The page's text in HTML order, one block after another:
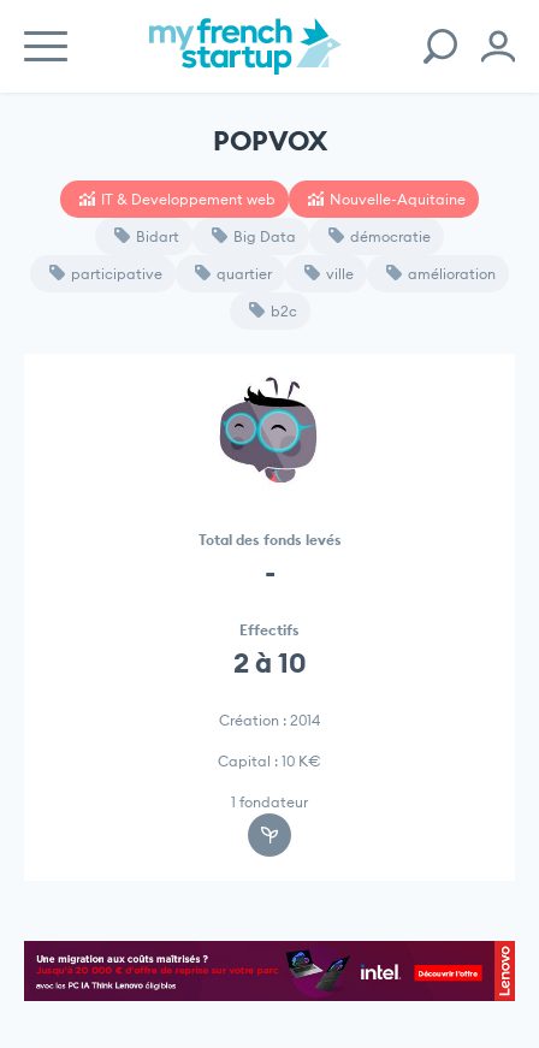
POPVOX
IT & Developpement web Nouvelle-Aquitaine
Bidart Big Data démocratie
participative quartier ville amélioration
b2c
Total des fonds levés
-
Effectifs
2 à 10
Création : 2014
Capital : 10 K€
1 fondateur